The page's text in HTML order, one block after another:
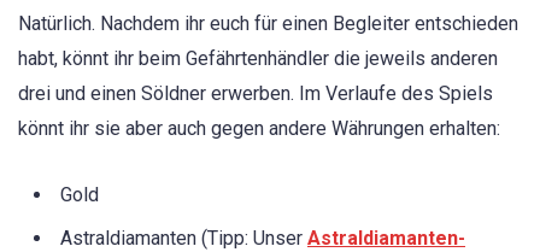
Natürlich. Nachdem ihr euch für einen Begleiter entschieden
habt, könnt ihr beim Gefährtenhändler die jeweils anderen
drei und einen Söldner erwerben. Im Verlaufe des Spiels
könnt ihr sie aber auch gegen andere Währungen erhalten:
Gold
Astraldiamanten (Tipp: Unser Astraldiamanten-